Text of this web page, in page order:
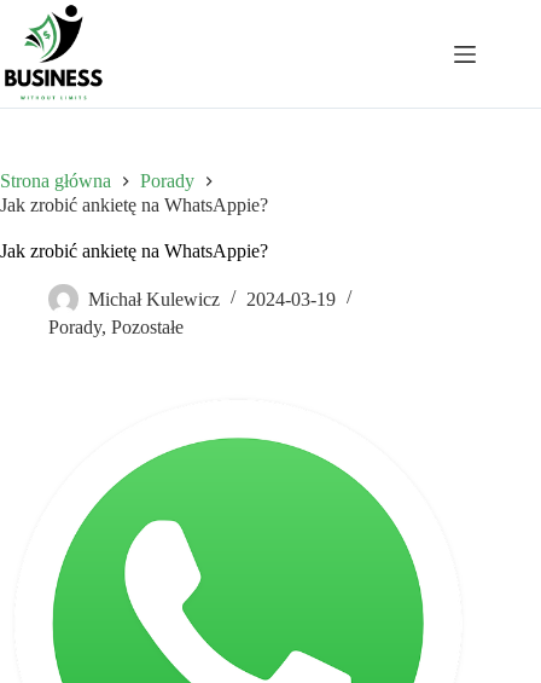
Przejdź
treści
Strona główna
Porady
Jak zrobić ankietę na WhatsAppie?
Jak zrobić ankietę na WhatsAppie?
Michał Kulewicz
2024-03-19
Porady, Pozostałe